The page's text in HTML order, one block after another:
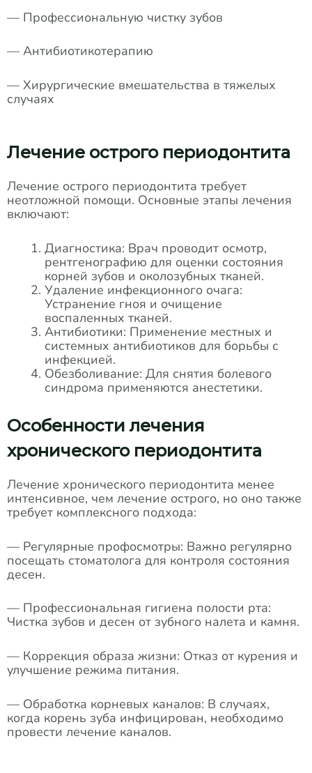
— Профессиональную чистку зубов
— Антибиотикотерапию
— Хирургические вмешательства в тяжелых
случаях
Лечение острого периодонтита
Лечение острого периодонтита требует
неотложной помощи. Основные этапы лечения
включают:
Диагностика: Врач проводит осмотр,
рентгенографию для оценки состояния
корней зубов и околозубных тканей.
Удаление инфекционного очага:
Устранение гноя и очищение
воспаленных тканей.
Антибиотики: Применение местных и
системных антибиотиков для борьбы с
инфекцией.
Обезболивание: Для снятия болевого
синдрома применяются анестетики.
Особенности лечения
хронического периодонтита
Лечение хронического периодонтита менее
интенсивное, чем лечение острого, но оно также
требует комплексного подхода:
— Регулярные профосмотры: Важно регулярно
посещать стоматолога для контроля состояния
десен.
— Профессиональная гигиена полости рта:
Чистка зубов и десен от зубного налета и камня.
— Коррекция образа жизни: Отказ от курения и
улучшение режима питания.
— Обработка корневых каналов: В случаях,
когда корень зуба инфицирован, необходимо
провести лечение каналов.